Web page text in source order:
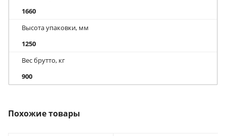
1660
Высота упаковки, мм
1250
Вес брутто, кг
900
Похожие товары